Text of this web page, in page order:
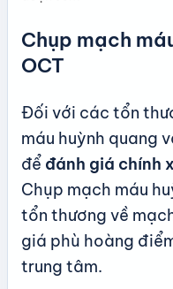
Chụp mạch
OCT
Đối với các tổn
máu huỳnh quang
để đánh giá chính
Chụp mạch máu
tổn thương về
giá phù hoàng
trung tâm.